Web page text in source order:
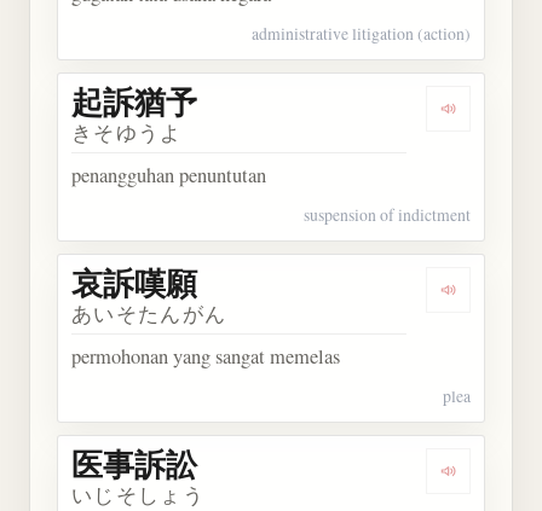
administrative litigation (action)
Dengarkan
起訴猶予
きそゆうよ
penangguhan penuntutan
suspension of indictment
Dengarkan
哀訴嘆願
あいそたんがん
permohonan yang sangat memelas
plea
Dengarkan
医事訴訟
いじそしょう